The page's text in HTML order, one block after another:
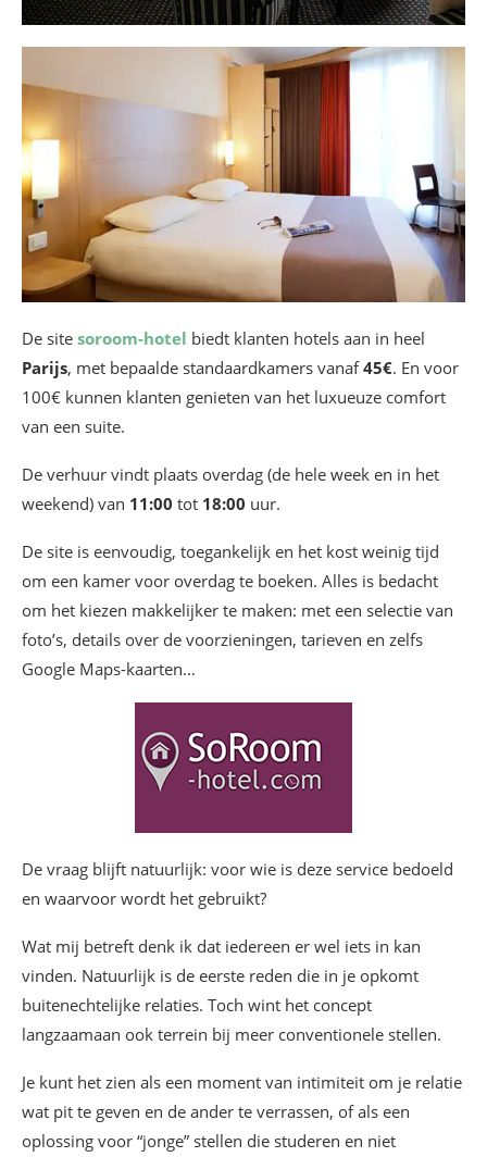
De site soroom-hotel biedt klanten hotels aan in heel
Parijs, met bepaalde standaardkamers vanaf45€. En voor
100€ kunnen klanten genieten van het luxueuze comfort
van een suite.
De verhuur vindt plaats overdag (de hele week en in het
weekend) van 11:00 tot 18:00 uur.
De site is eenvoudig, toegankelijk en het kost weinig tijd
om een kamer voor overdag te boeken. Alles is bedacht
om het kiezen makkelijker te maken: met een selectie van
foto’s, details over de voorzieningen, tarieven en zelfs
Google Maps-kaarten…
De vraag blijft natuurlijk: voor wie is deze service bedoeld
en waarvoor wordt het gebruikt?
Wat mij betreft denk ik dat iedereen er wel iets in kan
vinden. Natuurlijk is de eerste reden die in je opkomt
buitenechtelijke relaties. Toch wint het concept
langzaamaan ook terrein bij meer conventionele stellen.
Je kunt het zien als een moment van intimiteit om je relatie
wat pit te geven en de ander te verrassen, of als een
oplossing voor “jonge” stellen die studeren en niet